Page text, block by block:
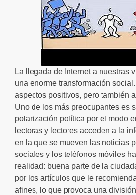
La llegada de Internet a nuestras
una enorme transformación
aspectos positivos, pero también
Uno de los más preocupantes es
polarización política por el modo
lectoras y lectores acceden a la
en la que se mueven las noticias
sociales y los teléfonos móviles
realidad: buena parte de la
por los artículos que le
afines, lo que provoca una